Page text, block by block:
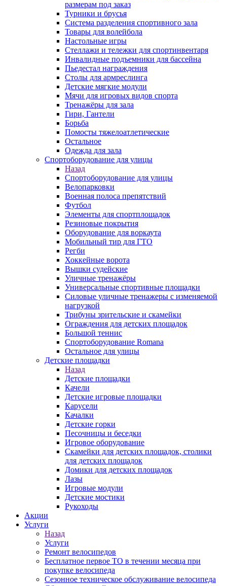
размерам под заказ
Турники и брусья
Система разделения спортивного зала
Товары для волейбола
Настольные игры
Стеллажи и тележки для спортинвентаря
Инвалидные подъемники для бассейна
Пьедестал награждения
Столы для армреслинга
Детские мягкие модули
Мячи для игровых видов спорта
Тренажёры для зала
Гири, Гантели
Борьба
Помосты тяжелоатлетические
Остальное
Одежда для зала
Спортоборудование для улицы
Назад
Спортоборудование для улицы
Велопарковки
Военная полоса препятствий
Футбол
Элементы для спортплощадок
Резиновые покрытия
Оборудование для воркаута
Мобильный тир для ГТО
Регби
Хоккейные ворота
Вышки судейские
Уличные тренажёры
Универсальные спортивные площадки
Силовые уличные тренажеры с изменяемой
нагрузкой
Трибуны зрительские и скамейки
Ограждения для детских площадок
Большой теннис
Спортоборудование Romana
Остальное для улицы
Детские площадки
Назад
Детские площадки
Качели
Детские игровые площадки
Карусели
Качалки
Детские горки
Песочницы и беседки
Игровое оборудование
Скамейки для детских площадок, столики
для детских площадок
Домики для детских площадок
Лазы
Игровые модули
Детские мостики
Рукоходы
Акции
Услуги
Назад
Услуги
Ремонт велосипедов
Бесплатное первое ТО в течении месяца при
покупке велосипеда
Сезонное техническое обслуживание велосипеда